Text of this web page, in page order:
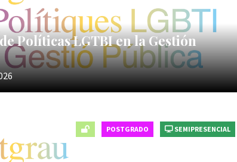
Políticas LGTBI en la Gestión
POSTGRADO SEMIPRESENCIAL